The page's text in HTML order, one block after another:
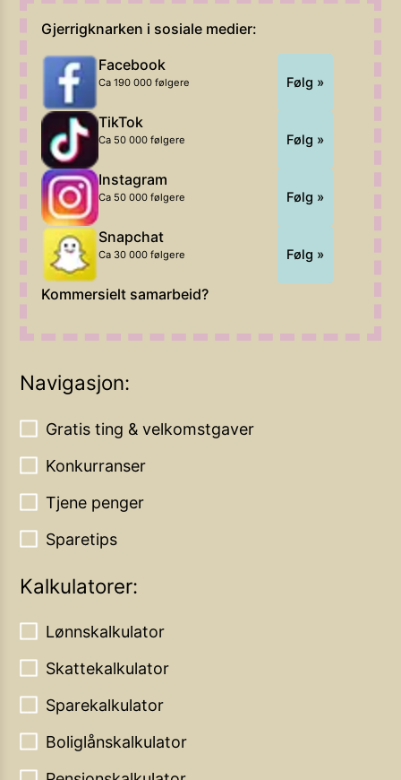
Gjerrigknarken i sosiale medier:
Facebook
Ca 190 000 følgere Følg »
TikTok
Ca 50 000 følgere Følg »
Instagram
Ca 50 000 følgere Følg »
Snapchat
Ca 30 000 følgere Følg »
Kommersielt samarbeid?
Navigasjon:
Gratis ting & velkomstgaver
Konkurranser
Tjene penger
Sparetips
Kalkulatorer:
Lønnskalkulator
Skattekalkulator
Sparekalkulator
Boliglånskalkulator